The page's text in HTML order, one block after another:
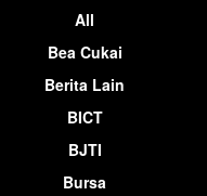
All
Bea Cukai
Berita Lain
BICT
BJTI
Bursa